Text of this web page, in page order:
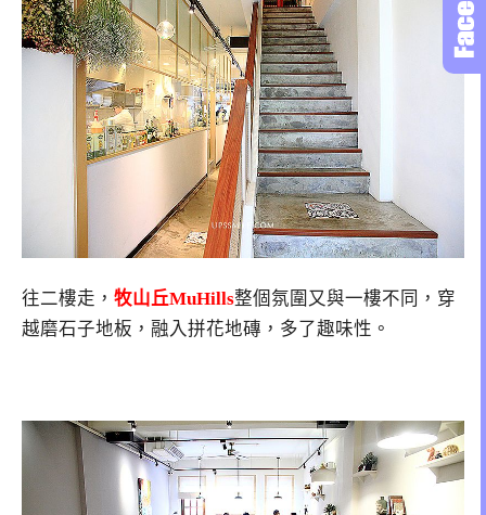
往二樓走， 牧山丘MuHills整個氛圍又與一樓不同，穿
越磨石子地板，融入拼花地磚，多了趣味性。